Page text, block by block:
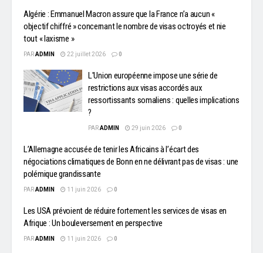
Algérie : Emmanuel Macron assure que la France n’a aucun «
objectif chiffré » concernant le nombre de visas octroyés et nie
tout « laxisme »
PARADMIN 22 juillet 2026 0
L'Union européenne impose une série de
restrictions aux visas accordés aux
ressortissants somaliens : quelles implications
?
PARADMIN 29 juin 2026 0
L’Allemagne accusée de tenir les Africains à l’écart des
négociations climatiques de Bonn en ne délivrant pas de visas : une
polémique grandissante
PARADMIN 11 juin 2026 0
Les USA prévoient de réduire fortement les services de visas en
Afrique : Un bouleversement en perspective
PARADMIN 11 juin 2026 0